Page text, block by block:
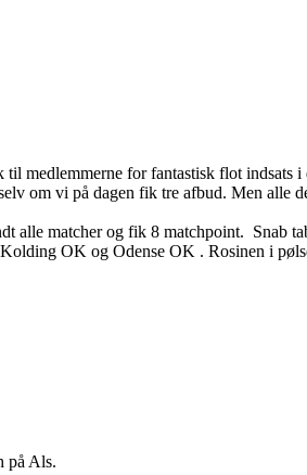
til medlemmerne for fantastisk flot indsats
om vi på dagen fik tre afbud. Men alle
alle matcher og fik 8 matchpoint. Snab
OK og Odense OK . Rosinen i
på Als.